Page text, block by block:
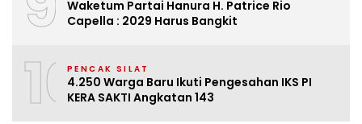
Waketum Partai Hanura H. Patrice Rio
Capella : 2029 Harus Bangkit
10PENCAK SILAT
4.250 Warga Baru Ikuti Pengesahan IKS PI
KERA SAKTI Angkatan 143